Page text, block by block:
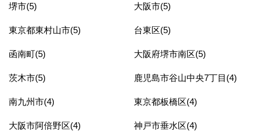
堺市(5) 大阪市(5)
東京都東村山市(5) 台東区(5)
函南町(5) 大阪府堺市南区(5)
茨木市(5) 鹿児島市谷山中央7丁目(4)
南九州市(4) 東京都板橋区(4)
大阪市阿倍野区(4) 神戸市垂水区(4)